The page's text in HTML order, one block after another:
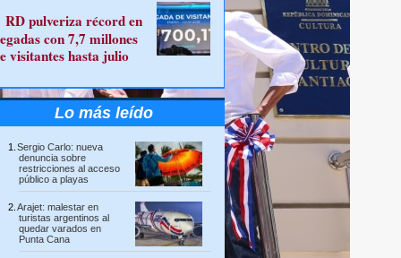
RD pulveriza récord en
con 7,7 millones
visitantes hasta julio
Lo más leído
Sergio Carlo: nueva
denuncia sobre
restricciones al acceso
público a playas
Arajet: malestar en
turistas argentinos al
quedar varados en
Punta Cana